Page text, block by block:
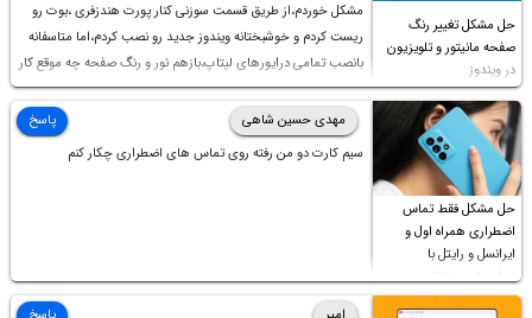
حل مشکل تغییر رنگ
صفحه مانیتور و تلویزیون
در ویندوز
مشکل خوردم،از طریق قسمت سوزنی کنار پورت هندزفری ،بوت رو
ریست کردم و خوشبختانه ویندوز جدید رو نصب کردم،اما متاسفانه
بانصب تمامی درایورهای لپتاپ،بازهم نور و رنگ صفحه چه موقع کار
چه موقع پخش فیلم مثل سابق نیست(نور زیاده و بی کیفیت)،با
ابدیت کردن کارت گرافیک،کالیبره کردن و غیره هم نور و رنگ درست
نشد (انگار تصویر ماته)، خواهشمند است راهنمایی فرمایید باتشکر
حل مشکل فقط تماس
اضطراری همراه اول و
ایرانسل و رایتل با
روش‌های مختلف
مهدی حسین شاهی
سیم کارت دو من رفته روی تماس های اضطراری چکار کنم
پاسخ